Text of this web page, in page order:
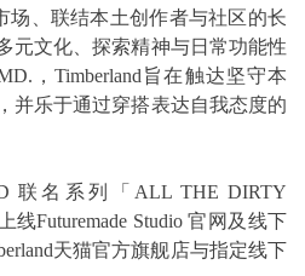
场、联结本土创作者与社区的长
元文化、探索精神与日常功能性
，Timberland旨在触达坚守本
并乐于通过穿搭表达自我态度的
联名系列「ALL THE DIRTY
线Futuremade Studio 官网及线下
天猫官方旗舰店与指定线下